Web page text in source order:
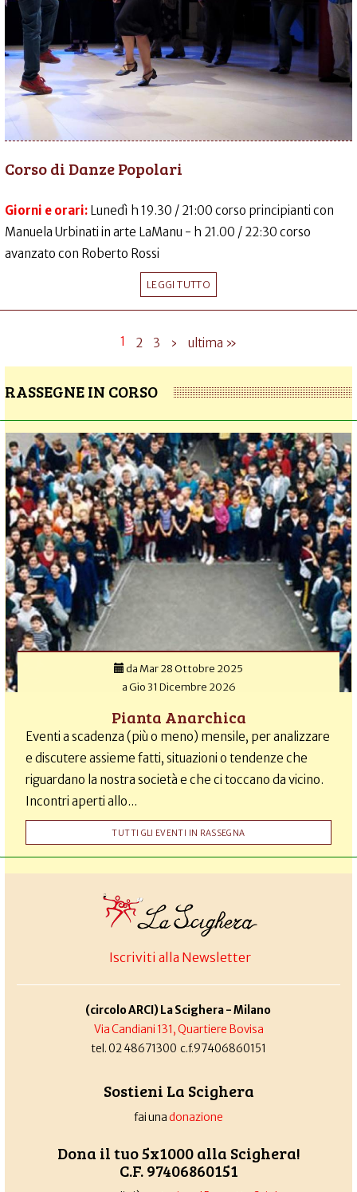
Corso di Danze Popolari
Giorni e orari: Lunedì h 19.30 / 21:00 corso principianti con
Manuela Urbinati in arte LaManu - h 21.00 / 22:30 corso
avanzato con Roberto Rossi
LEGGI TUTTO
1 2 3 › ultima »
RASSEGNE IN CORSO
da Mar 28 Ottobre 2025
aGio 31 Dicembre 2026
Pianta Anarchica
Eventi a scadenza (più o meno) mensile, per analizzare
e discutere assieme fatti, situazioni o tendenze che
riguardano la nostra società e che ci toccano da vicino.
Incontri aperti allo...
TUTTI GLI EVENTI IN RASSEGNA
Iscriviti alla Newsletter
(circolo ARCI) La Scighera - Milano
Via Candiani 131, Quartiere Bovisa
tel. 02 48671300 c.f.97406860151
Sostieni La Scighera
fai unadonazione
Dona il tuo 5x1000 alla Scighera!
C.F. 97406860151